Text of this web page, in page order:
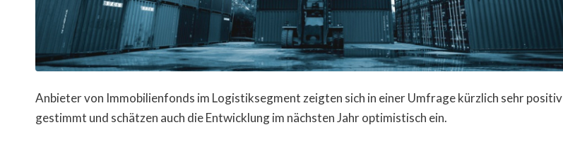
Anbieter von Immobilienfonds im Logistiksegment zeigten sich in einer Umfrage kürzlich sehr positiv
gestimmt und schätzen auch die Entwicklung im nächsten Jahr optimistisch ein.